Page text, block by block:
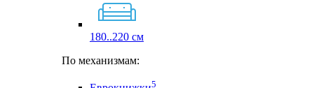
180..220 см
По механизмам:
5